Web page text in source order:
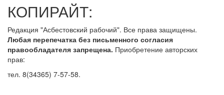
КОПИРАЙТ:
Редакция "Асбестовский рабочий". Все права защищены.
Любая перепечатка без письменного согласия
правообладателя запрещена. Приобретение авторских
прав:
тел. 8(34365) 7-57-58.